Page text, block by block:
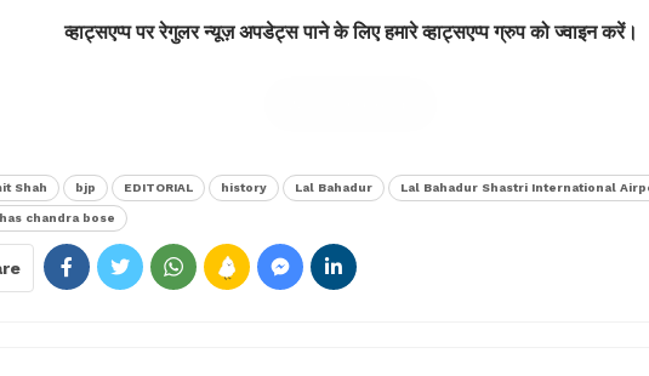
व्हाट्सएप्प पर रेगुलर न्यूज़ अपडेट्स पाने के लिए हमारे व्हाट्सएप्प ग्रुप को ज्वाइन करें।
Shah bjp EDITORIAL history Lal Bahadur Lal Bahadur Shastri International
chandra bose